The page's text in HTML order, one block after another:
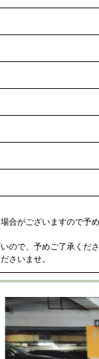
がございますので予め
ので、予めご了承くださ
さいませ。